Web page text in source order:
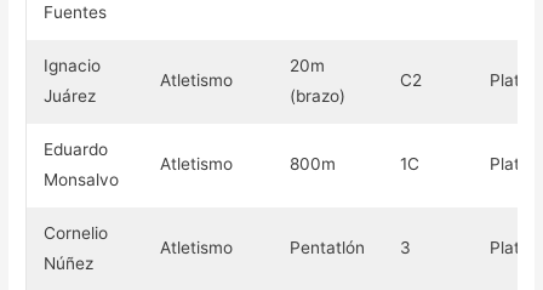
Fuentes
Ignacio
Juárez
Atletismo
20m
(brazo)
C2 Plata
Eduardo
Monsalvo
Atletismo 800m 1C Plata
Cornelio
Núñez
Atletismo Pentatlón 3 Plata